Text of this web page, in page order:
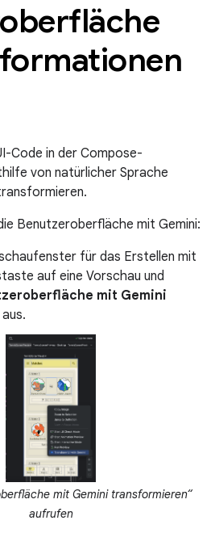
Code in der Compose-
von natürlicher Sprache
Benutzeroberfläche mit Gemini:
für das Erstellen mit
auf eine Vorschau und
mit Gemini
aus.
mit Gemini transformieren“
aufrufen